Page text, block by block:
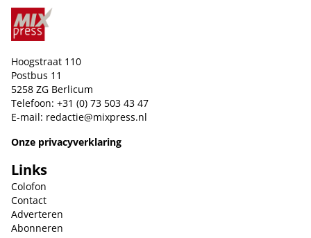
Hoogstraat 110
Postbus 11
5258 ZG Berlicum
Telefoon: +31 (0) 73 503 43 47
E-mail: redactie@mixpress.nl
Onze privacyverklaring
Links
Colofon
Contact
Adverteren
Abonneren